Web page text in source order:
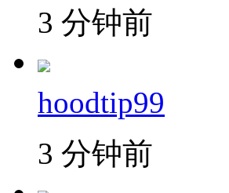
3 分钟前
hoodtip99
3 分钟前